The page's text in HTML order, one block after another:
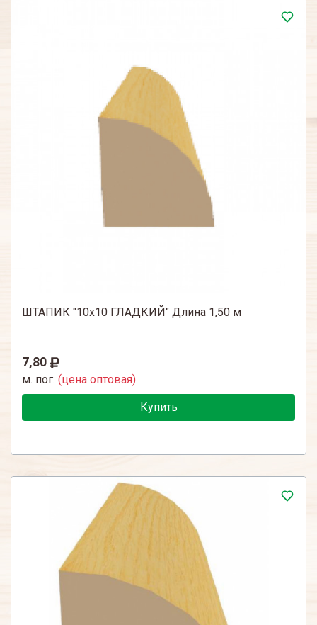
ШТАПИК "10х10 ГЛАДКИЙ" Длина 1,50 м
7,80
м. пог. (цена оптовая)
Купить